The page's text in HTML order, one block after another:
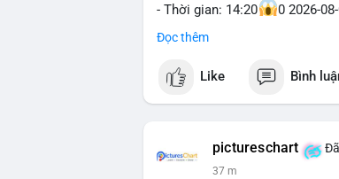
- Thời gian: 14:20
0 2026-
Nhận định phân tích:
Khối lượng 175.65 BTC trị giá
một cá voi đang thực hiện
động thái này có thể là bước
nhận khiến thị trường dễ
dòng tiền này đổ vào sàn.
Đọc thêm
Like Bình
pictureschart Đã
37 m